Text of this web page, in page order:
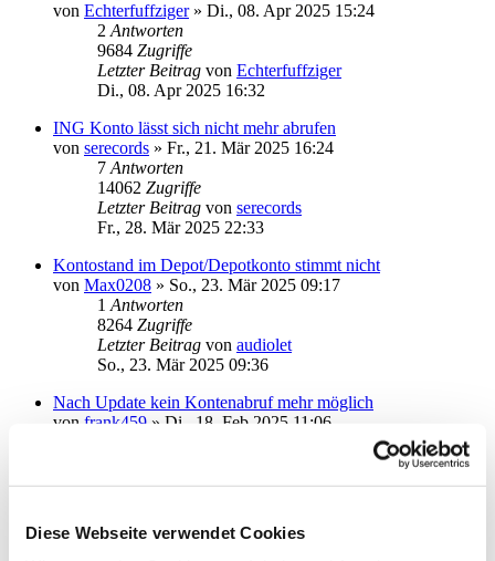
Diese Webseite verwendet Cookies
von Echterfuffziger» Di., 08. Apr 2025 15:24
2 Antworten
9684 Zugriffe
Letzter Beitrag von Echterfuffziger
Di., 08. Apr 2025 16:32
ING Konto lässt sich nicht mehr abrufen
von serecords » Fr., 21. Mär 2025 16:24
7 Antworten
14062 Zugriffe
Letzter Beitrag von serecords
Fr., 28. Mär 2025 22:33
Kontostand im Depot/Depotkonto stimmt nicht
von Max0208 » So., 23. Mär 2025 09:17
1 Antworten
8264 Zugriffe
Letzter Beitrag von audiolet
So., 23. Mär 2025 09:36
Nach Update kein Kontenabruf mehr möglich
von frank459 » Di., 18. Feb 2025 11:06
Letzter BeitragvonWolf21
USB Chipkartenleser